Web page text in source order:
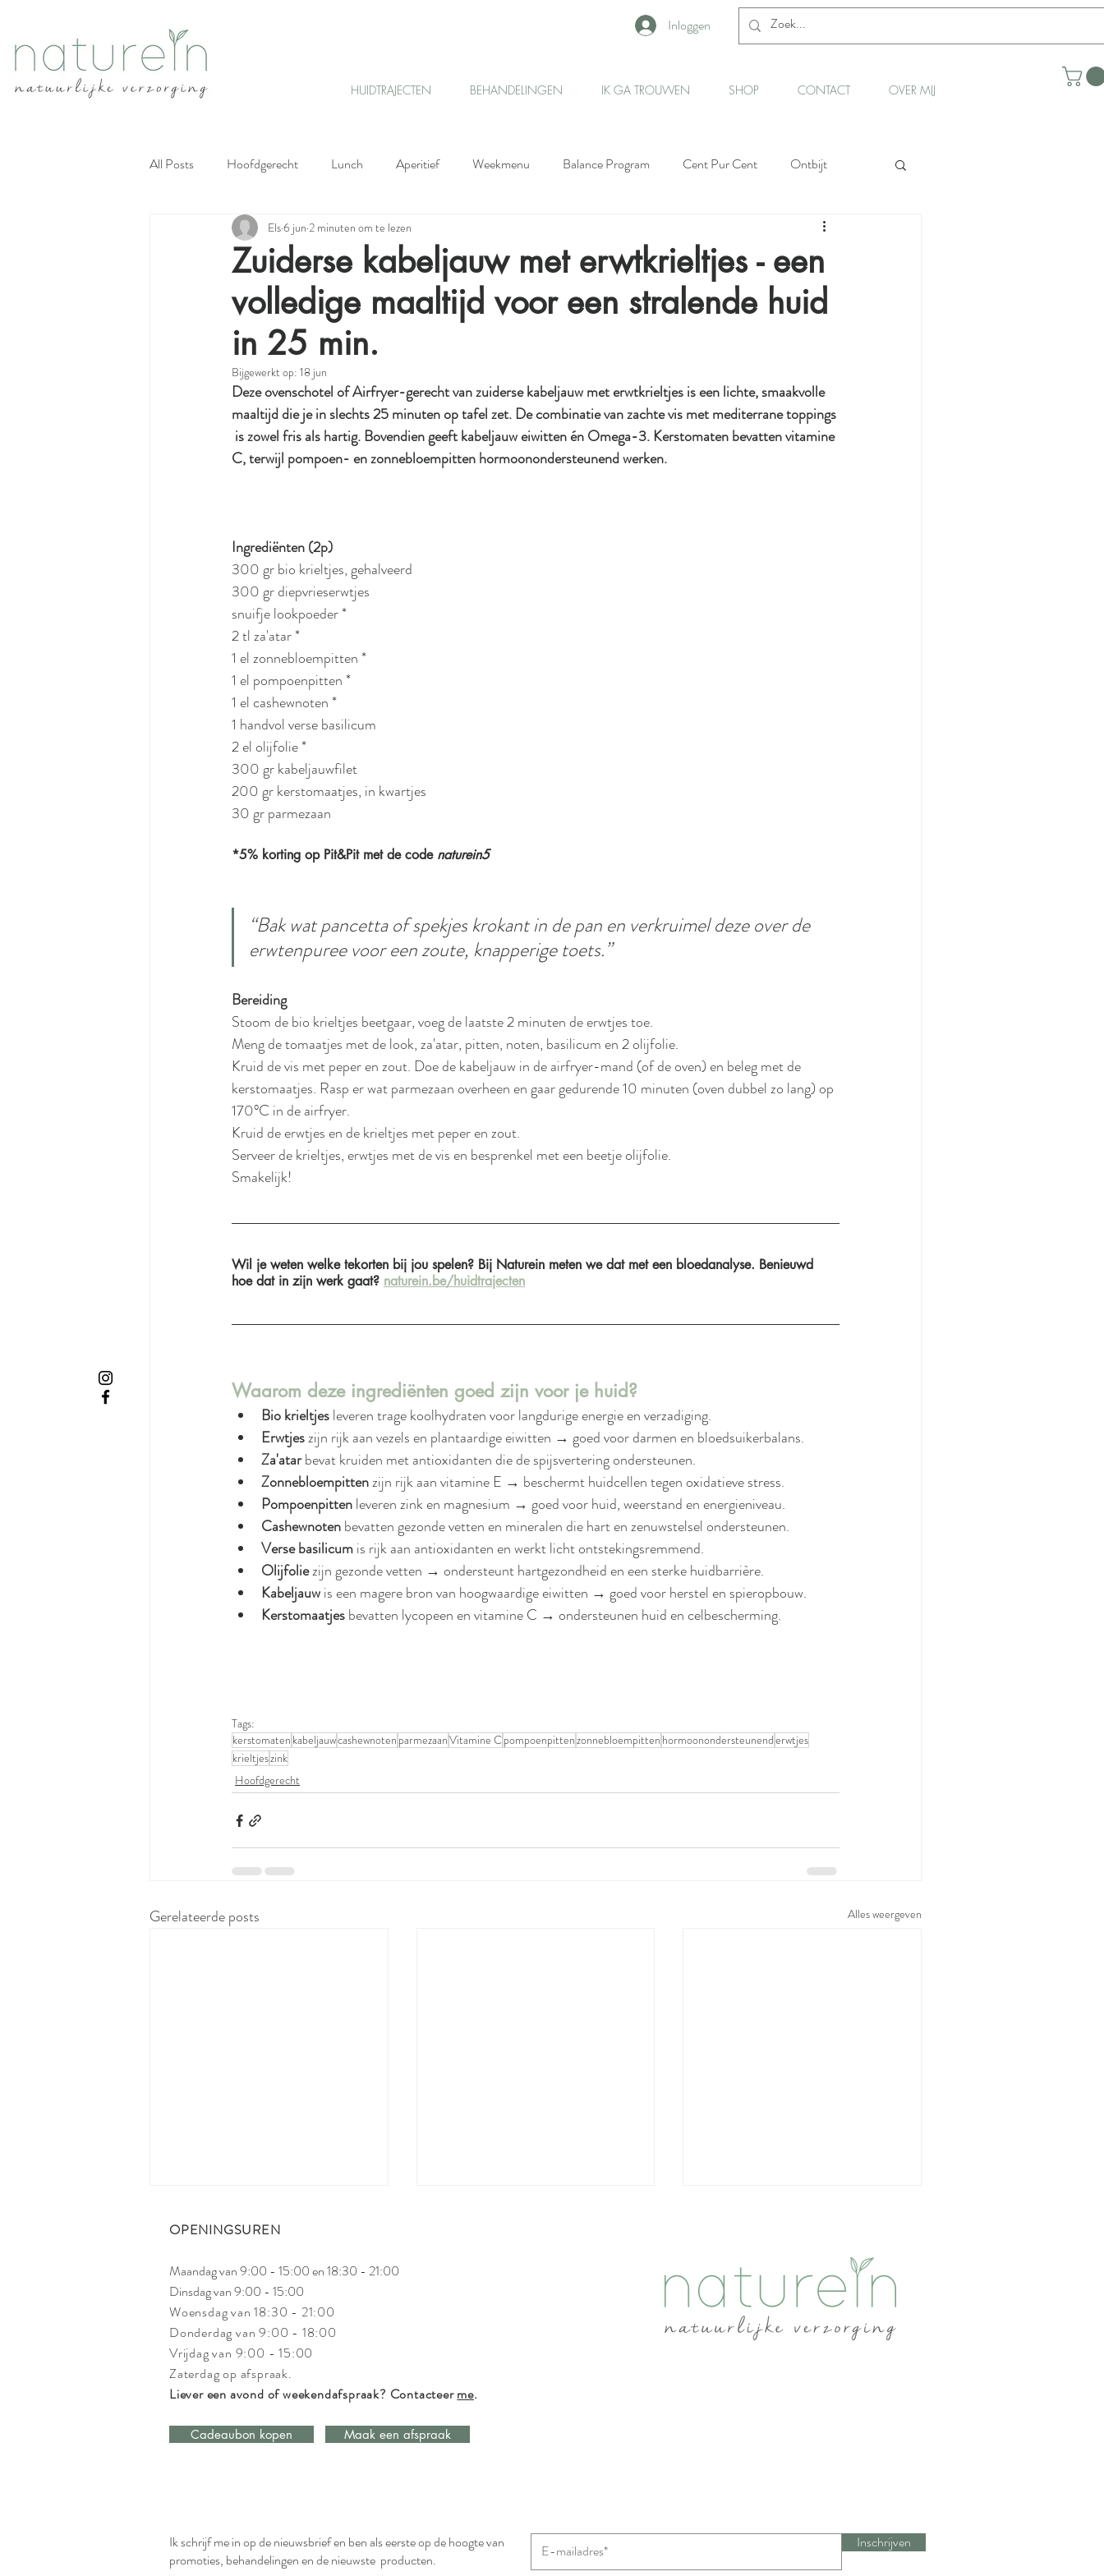
Inloggen
HUIDTRAJECTEN BEHANDELINGEN IK GA TROUWEN SHOP CONTACT OVER MIJ
All Posts Hoofdgerecht Lunch Aperitief Weekmenu Balance Program Cent Pur Cent Ontbijt
Voorgerecht Dessert Detox Ontbijt - voor een stralende huid
Huidvriendelijke snacks Snelle lunch - stralende huid Huidvriendelijke hoofdgerechten
Zuiderse kabeljauw met erwtkrieltjes - een
volledige maaltijd voor een stralende huid
in 25 min.
Els6 jun 2 minuten om te lezen
Bijgewerkt op: 18 jun
Deze ovenschotel of Airfryer-gerecht van zuiderse kabeljauw met erwtkrieltjes is een lichte, smaakvolle
maaltijd die je in slechts 25 minuten op tafel zet. De combinatie van zachte vis met mediterrane toppings
is zowel fris als hartig. Bovendien geeft kabeljauw eiwitten én Omega-3. Kerstomaten bevatten vitamine
C, terwijl pompoen- en zonnebloempitten hormoonondersteunend werken.
Ingrediënten (2p)
300 gr bio krieltjes, gehalveerd
300 gr diepvrieserwtjes
snuifje lookpoeder *
2 tl za'atar *
1 el zonnebloempitten *
1 el pompoenpitten *
1 el cashewnoten *
1 handvol verse basilicum
2 el olijfolie *
300 gr kabeljauwfilet
200 gr kerstomaatjes, in kwartjes
30 gr parmezaan
*5% korting op Pit&Pit met de code naturein5
“Bak wat pancetta of spekjes krokant in de pan en verkruimel deze over de
erwtenpuree voor een zoute, knapperige toets.”
Bereiding
Stoom de bio krieltjes beetgaar, voeg de laatste 2 minuten de erwtjes toe.
Meng de tomaatjes met de look, za'atar, pitten, noten, basilicum en 2 olijfolie.
Kruid de vis met peper en zout. Doe de kabeljauw in de airfryer-mand (of de oven) en beleg met de
kerstomaatjes. Rasp er wat parmezaan overheen en gaar gedurende 10 minuten (oven dubbel zo lang) op
170°C in de airfryer.
Kruid de erwtjes en de krieltjes met peper en zout.
Serveer de krieltjes, erwtjes met de vis en besprenkel met een beetje olijfolie.
Smakelijk!
Wil je weten welke tekorten bij jou spelen? Bij Naturein meten we dat met een bloedanalyse. Benieuwd
hoe dat in zijn werk gaat? naturein.be/huidtrajecten
Waarom deze ingrediënten goed zijn voor je huid?
Bio krieltjes leveren trage koolhydraten voor langdurige energie en verzadiging.
Erwtjes zijn rijk aan vezels en plantaardige eiwitten → goed voor darmen en bloedsuikerbalans.
Za'atar bevat kruiden met antioxidanten die de spijsvertering ondersteunen.
Zonnebloempitten zijn rijk aan vitamine E → beschermt huidcellen tegen oxidatieve stress.
Pompoenpitten leveren zink en magnesium → goed voor huid, weerstand en energieniveau.
Cashewnoten bevatten gezonde vetten en mineralen die hart en zenuwstelsel ondersteunen.
Verse basilicum is rijk aan antioxidanten en werkt licht ontstekingsremmend.
Olijfolie zijn gezonde vetten → ondersteunt hartgezondheid en een sterke huidbarrière.
Kabeljauw is een magere bron van hoogwaardige eiwitten → goed voor herstel en spieropbouw.
Kerstomaatjes bevatten lycopeen en vitamine C → ondersteunen huid en celbescherming.
Tags:
kerstomaten kabeljauwcashewnoten parmezaanVitamine Cpompoenpittenzonnebloempitten hormoonondersteunenderwtjes
krieltjeszink
Hoofdgerecht
Gerelateerde posts Alles weergeven
Geroosterde groenten - een
vezelrijke maaltijd voor een
stralende huid
Gevulde gele paprika
OPENINGSUREN
Maandag van 9:00 - 15:00 en 18:30 - 21:00
Dinsdag van 9:00 - 15:00
Woensdag van 18:30 - 21:00
Donderdag van 9:00 - 18:00
Vrijdag van 9:00 - 15:00
Zaterdag op afspraak.
Liever een avond of weekendafspraak? Contacteerme.
Maak een afspraak
Cadeaubon kopen
Ik schrijf me in op de nieuwsbrief en ben als eerste op de hoogte van
promoties, behandelingen en de nieuwste producten.
Inschrijven